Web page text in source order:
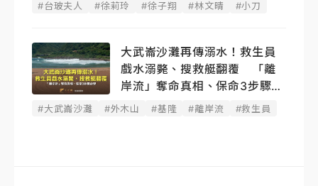
#台玻夫人 #徐莉玲 #徐子翔 #林文晴 #小刀
大武崙沙灘再傳溺水！救生員
戲水溺斃、搜救艇翻覆 「離
岸流」奪命真相、保命3步驟必
學
#大武崙沙灘 #外木山 #基隆 #離岸流 #救生員